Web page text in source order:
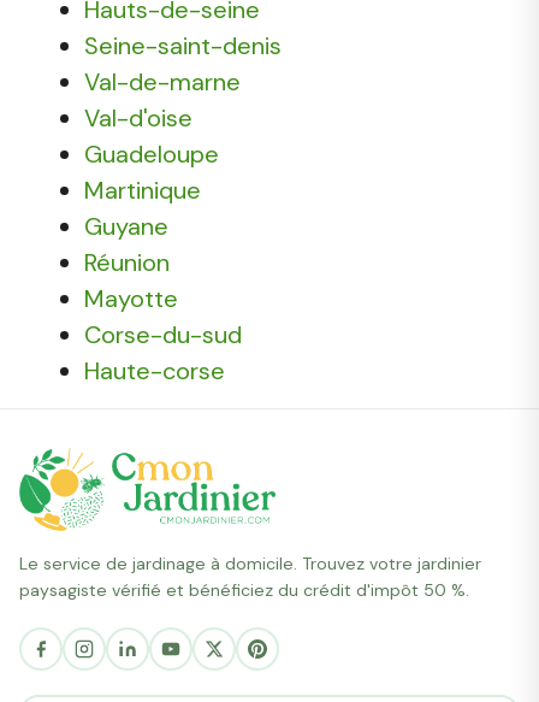
Hauts-de-seine
Seine-saint-denis
Val-de-marne
Val-d'oise
Guadeloupe
Martinique
Guyane
Réunion
Mayotte
Corse-du-sud
Haute-corse
Le service de jardinage à domicile. Trouvez votre jardinier
paysagiste vérifié et bénéficiez du crédit d'impôt 50 %.